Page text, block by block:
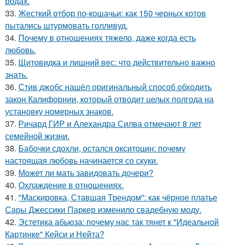
33. Жесткий отбор по-кошачьи: как 150 черных котов
пытались штурмовать голливуд.
34. Почему в отношениях тяжело, даже когда есть
любовь.
35. Щитовидка и лишний вес: что действительно важно
знать.
36. Стив джобс нашёл оригинальный способ обходить
закон Калифорнии, который отводит целых полгода на
установку номерных знаков.
37. Ричард ГИР и Алехандра Силва отмечают 8 лет
семейной жизни.
38. Бабочки сдохли, остался окситоцин: почему
настоящая любовь начинается со скуки.
39. Может ли мать завидовать дочери?
40. Охлаждение в отношениях.
41. "Маскировка, Ставшая Трендом": как чёрное платье
Сары Джессики Паркер изменило свадебную моду.
42. Эстетика абьюза: почему нас так тянет к "Идеальной
Картинке" Кейси и Нейта?